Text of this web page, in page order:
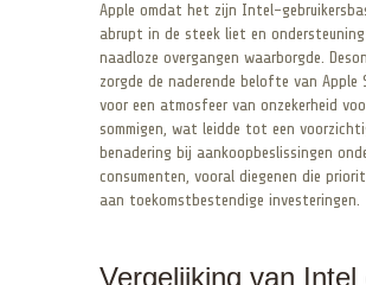
Apple omdat het zijn Intel-
abrupt in de steek liet en ondersteuning
naadloze overgangen waarborgde.
zorgde de naderende belofte van Apple
voor een atmosfeer van onzekerheid
sommigen, wat leidde tot een
benadering bij aankoopbeslissingen
consumenten, vooral diegenen die
aan toekomstbestendige investeringen.
Vergelijking van Intel